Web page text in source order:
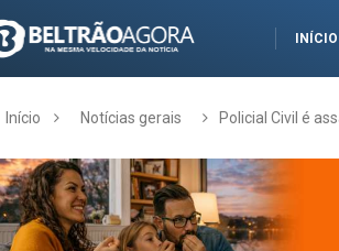
INÍCIO
Início Notícias gerais Policial Civil é